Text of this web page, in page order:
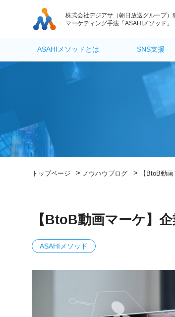
株式会社デジアサ（朝日放送グループ）
マーケティング手法「ASAHIメソッド」
ASAHIメソッドとは SNS支援
トップページ > ノウハウブログ > 【BtoB動
【BtoB動画マーケ】
ASAHIメソッド